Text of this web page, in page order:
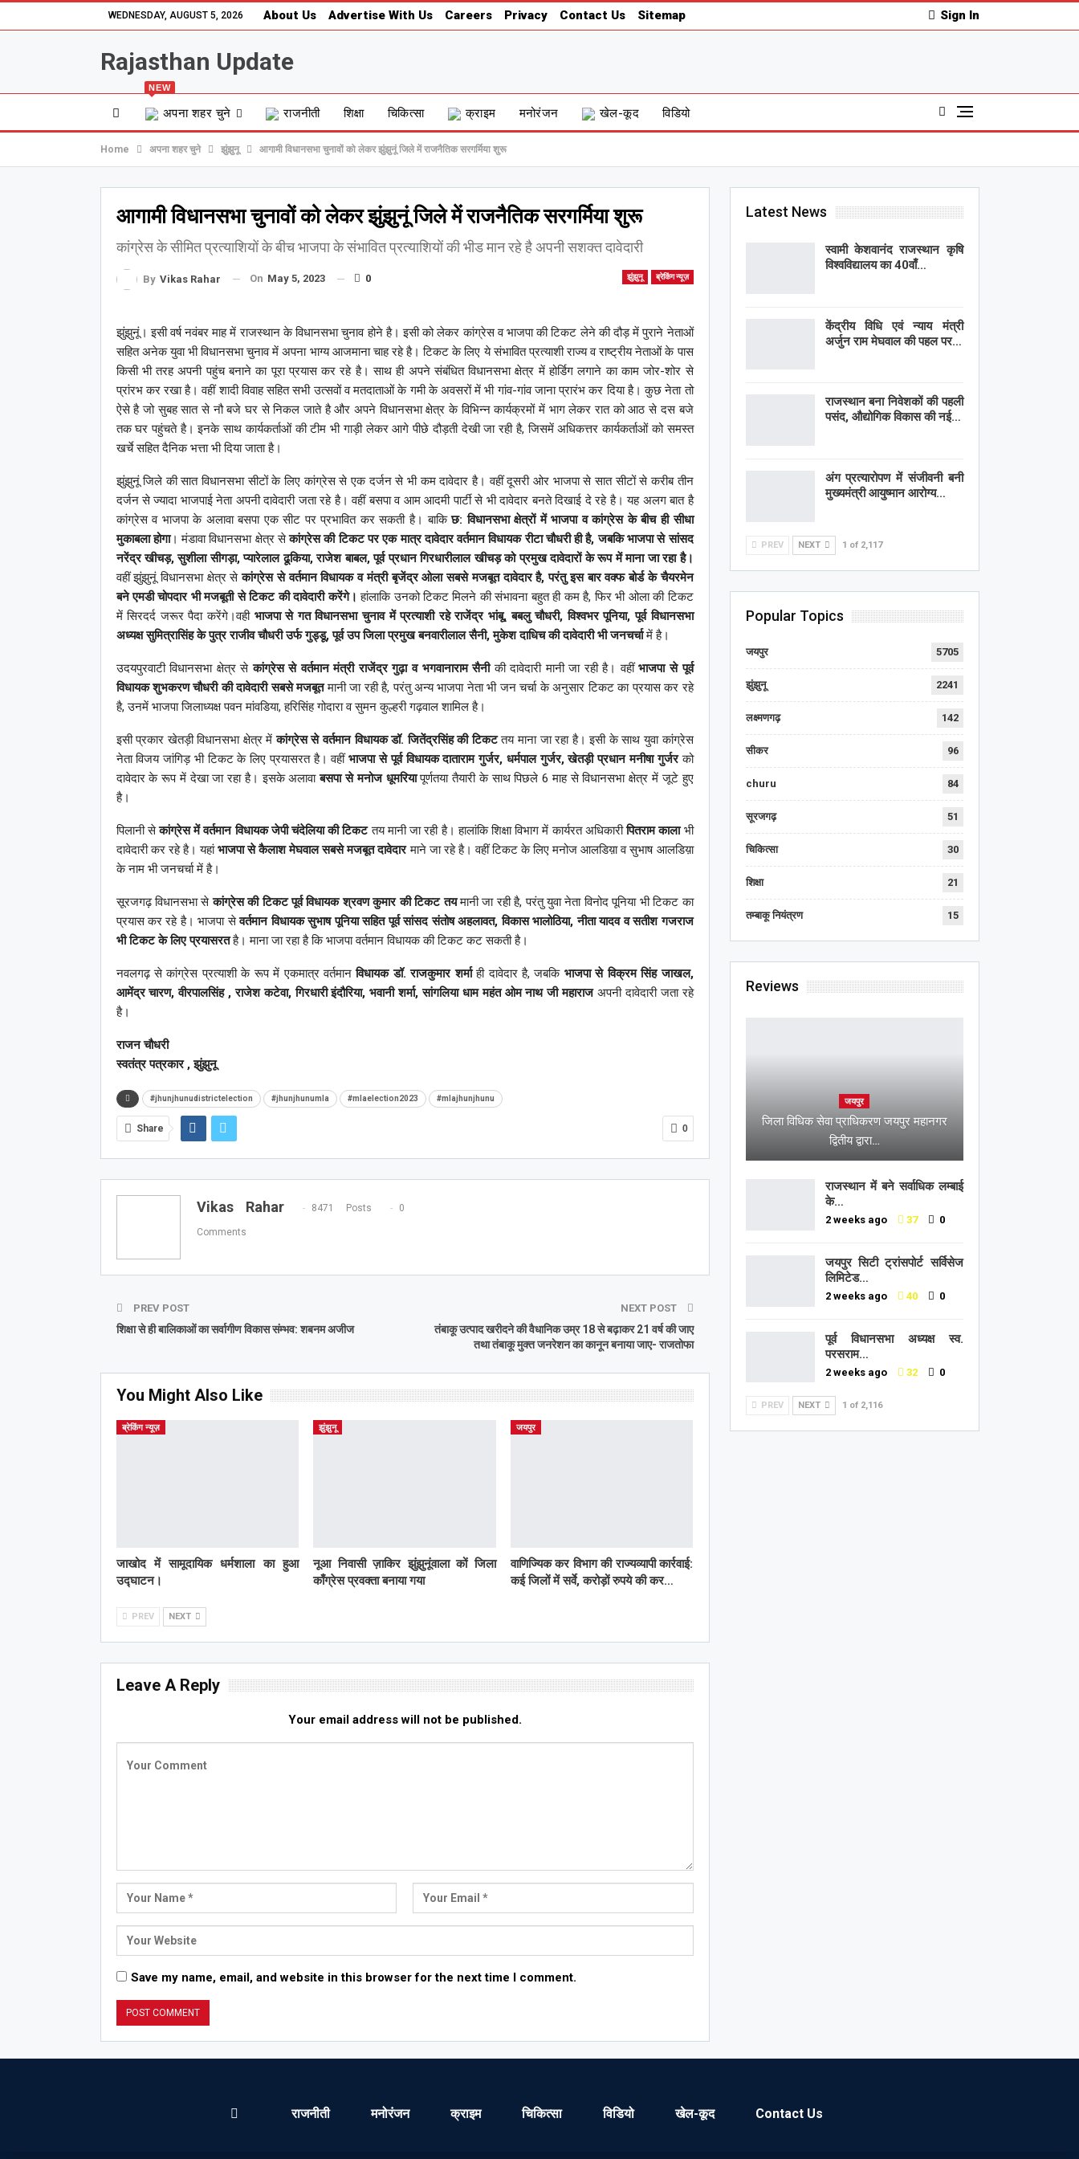
Sign In
WEDNESDAY, AUGUST 5, 2026 About Us Advertise With Us Careers Privacy Contact Us Sitemap
Rajasthan Update
अपना शहर चुने
NEW
राजनीती शिक्षा चिकित्सा क्राइम मनोरंजन खेल-कूद विडियो
Home अपना शहर चुने झुंझुनू आगामी विधानसभा चुनावों को लेकर झुंझुनूं जिले में राजनैतिक सरगर्मिया शुरू
आगामी विधानसभा चुनावों को लेकर झुंझुनूं जिले में राजनैतिक सरगर्मिया शुरू
कांग्रेस के सीमित प्रत्याशियों के बीच भाजपा के संभावित प्रत्याशियों की भीड मान रहे है अपनी सशक्त दावेदारी
झुंझुनू ब्रेकिंग न्यूज़
By Vikas Rahar On May 5, 2023 0
झुंझुनूं। इसी वर्ष नवंबर माह में राजस्थान के विधानसभा चुनाव होने है। इसी को लेकर कांग्रेस व भाजपा की टिकट लेने की दौड़ में पुराने नेताओं
सहित अनेक युवा भी विधानसभा चुनाव में अपना भाग्य आजमाना चाह रहे है। टिकट के लिए ये संभावित प्रत्याशी राज्य व राष्ट्रीय नेताओं के पास
किसी भी तरह अपनी पहुंच बनाने का पूरा प्रयास कर रहे है। साथ ही अपने संबंधित विधानसभा क्षेत्र में होर्डिग लगाने का काम जोर-शोर से
प्रांरभ कर रखा है। वहीं शादी विवाह सहित सभी उत्सवों व मतदाताओं के गमी के अवसरों में भी गांव-गांव जाना प्रारंभ कर दिया है। कुछ नेता तो
ऐसे है जो सुबह सात से नौ बजे घर से निकल जाते है और अपने विधानसभा क्षेत्र के विभिन्न कार्यक्रमों में भाग लेकर रात को आठ से दस बजे
तक घर पहुंचते है। इनके साथ कार्यकर्ताओं की टीम भी गाड़ी लेकर आगे पीछे दौड़ती देखी जा रही है, जिसमें अधिकत्तर कार्यकर्ताओं को समस्त
खर्चे सहित दैनिक भत्ता भी दिया जाता है।
झुंझुनूं जिले की सात विधानसभा सीटों के लिए कांग्रेस से एक दर्जन से भी कम दावेदार है। वहीं दूसरी ओर भाजपा से सात सीटों से करीब तीन
दर्जन से ज्यादा भाजपाई नेता अपनी दावेदारी जता रहे है। वहीं बसपा व आम आदमी पार्टी से भी दावेदार बनते दिखाई दे रहे है। यह अलग बात है
कांग्रेस व भाजपा के अलावा बसपा एक सीट पर प्रभावित कर सकती है। बाकिछ: विधानसभा क्षेत्रों में भाजपा व कांग्रेस के बीच ही सीधा
मुकाबला होगा। मंडावा विधानसभा क्षेत्र सेकांग्रेस की टिकट पर एक मात्र दावेदार वर्तमान विधायक रीटा चौधरी ही है, जबकि भाजपा से सांसद
नरेंद्र खीचड़, सुशीला सीगड़ा, प्यारेलाल ढूकिया, राजेश बाबल, पूर्व प्रधान गिरधारीलाल खीचड़ को प्रमुख दावेदारों के रूप में माना जा रहा है।
वहीं झुंझुनूं विधानसभा क्षेत्र सेकांग्रेस से वर्तमान विधायक व मंत्री बृजेंद्र ओला सबसे मजबूत दावेदार है, परंतु इस बार वक्फ बोर्ड के चैयरमेन
बने एमडी चोपदार भी मजबूती से टिकट की दावेदारी करेंगे। हांलाकि उनको टिकट मिलने की संभावना बहुत ही कम है, फिर भी ओला की टिकट
में सिरदर्द जरूर पैदा करेंगे।वही भाजपा से गत विधानसभा चुनाव में प्रत्याशी रहे राजेंद्र भांबू, बबलु चौधरी, विश्वभर पूनिया, पूर्व विधानसभा
अध्यक्ष सुमित्रासिंह के पुत्र राजीव चौधरी उर्फ गुड्डू, पूर्व उप जिला प्रमुख बनवारीलाल सैनी, मुकेश दाधिच की दावेदारी भी जनचर्चामें है।
उदयपुरवाटी विधानसभा क्षेत्र सेकांग्रेस से वर्तमान मंत्री राजेंद्र गुढ़ा व भगवानाराम सैनीकी दावेदारी मानी जा रही है। वहींभाजपा से पूर्व
विधायक शुभकरण चौधरी की दावेदारी सबसे मजबूतमानी जा रही है, परंतु अन्य भाजपा नेता भी जन चर्चा के अनुसार टिकट का प्रयास कर रहे
है, उनमें भाजपा जिलाध्यक्ष पवन मांवडिया, हरिसिंह गोदारा व सुमन कुल्हरी गढ़वाल शामिल है।
इसी प्रकार खेतड़ी विधानसभा क्षेत्र मेंकांग्रेस से वर्तमान विधायक डॉ. जितेंद्रसिंह की टिकटतय माना जा रहा है। इसी के साथ युवा कांग्रेस
नेता विजय जांगिड़ भी टिकट के लिए प्रयासरत है। वहींभाजपा से पूर्व विधायक दाताराम गुर्जर, धर्मपाल गुर्जर, खेतड़ी प्रधान मनीषा गुर्जरको
दावेदार के रूप में देखा जा रहा है। इसके अलावाबसपा से मनोज धूमरियापूर्णतया तैयारी के साथ पिछले 6 माह से विधानसभा क्षेत्र में जूटे हुए
है।
पिलानी सेकांग्रेस में वर्तमान विधायक जेपी चंदेलिया की टिकटतय मानी जा रही है। हालांकि शिक्षा विभाग में कार्यरत अधिकारीपितराम कालाभी
दावेदारी कर रहे है। यहांभाजपा से कैलाश मेघवाल सबसे मजबूत दावेदारमाने जा रहे है। वहीं टिकट के लिए मनोज आलडिय़ा व सुभाष आलडिय़ा
के नाम भी जनचर्चा में है।
सूरजगढ़ विधानसभा सेकांग्रेस की टिकट पूर्व विधायक श्रवण कुमार की टिकट तयमानी जा रही है, परंतु युवा नेता विनोद पूनिया भी टिकट का
प्रयास कर रहे है। भाजपा सेवर्तमान विधायक सुभाष पूनिया सहित पूर्व सांसद संतोष अहलावत, विकास भालोठिया, नीता यादव व सतीश गजराज
भी टिकट के लिए प्रयासरतहै। माना जा रहा है कि भाजपा वर्तमान विधायक की टिकट कट सकती है।
नवलगढ़ से कांग्रेस प्रत्याशी के रूप में एकमात्र वर्तमानविधायक डॉ. राजकुमार शर्माही दावेदार है, जबकि भाजपा से विक्रम सिंह जाखल,
आमेंद्र चारण, वीरपालसिंह , राजेश कटेवा, गिरधारी इंदौरिया, भवानी शर्मा, सांगलिया धाम महंत ओम नाथ जी महाराजअपनी दावेदारी जता रहे
है।
राजन चौधरी
स्वतंत्र पत्रकार , झुंझुनू
#jhunjhunudistrictelection #jhunjhunumla #mlaelection2023 #mlajhunjhunu
0
Share
Vikas Rahar 8471 Posts 0
Comments
PREV POST
शिक्षा से ही बालिकाओं का सर्वागीण विकास संम्भव: शबनम अजीज
NEXT POST
तंबाकू उत्पाद खरीदने की वैधानिक उम्र 18 से बढ़ाकर 21 वर्ष की जाए
तथा तंबाकू मुक्त जनरेशन का कानून बनाया जाए- राजतोफा
You Might Also Like
ब्रेकिंग न्यूज़
जाखोद में सामूदायिक धर्मशाला का हुआ
उद्घाटन।
झुंझुनू
नूआ निवासी ज़ाकिर झुंझुनूंवाला कों जिला
काँग्रेस प्रवक्ता बनाया गया
जयपुर
वाणिज्यिक कर विभाग की राज्यव्यापी कार्रवाई:
कई जिलों में सर्वे, करोड़ों रुपये की कर…
PREV NEXT
Leave A Reply
Your email address will not be published.
Save my name, email, and website in this browser for the next time I comment.
Latest News
स्वामी केशवानंद राजस्थान कृषि
विश्वविद्यालय का 40वाँ…
केंद्रीय विधि एवं न्याय मंत्री
अर्जुन राम मेघवाल की पहल पर…
राजस्थान बना निवेशकों की पहली
पसंद, औद्योगिक विकास की नई…
अंग प्रत्यारोपण में संजीवनी बनी
मुख्यमंत्री आयुष्मान आरोग्य…
PREV NEXT 1 of 2,117
Popular Topics
जयपुर 5705
झुंझुनू 2241
लक्ष्मणगढ़ 142
सीकर 96
churu 84
सूरजगढ़ 51
चिकित्सा 30
शिक्षा 21
तम्बाकू नियंत्रण 15
Reviews
जयपुर
जिला विधिक सेवा प्राधिकरण जयपुर महानगर
द्वितीय द्वारा…
राजस्थान में बने सर्वाधिक लम्बाई
के…
2 weeks ago 37 0
जयपुर सिटी ट्रांसपोर्ट सर्विसेज
लिमिटेड…
2 weeks ago 40 0
पूर्व विधानसभा अध्यक्ष स्व.
परसराम…
2 weeks ago 32 0
PREV NEXT 1 of 2,116
राजनीती मनोरंजन क्राइम चिकित्सा विडियो खेल-कूद Contact Us